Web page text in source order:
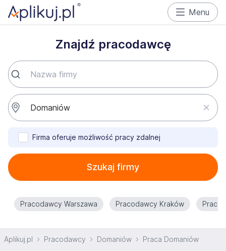
Menu
Znajdź pracodawcę
Firma oferuje możliwość pracy zdalnej
Szukaj firmy
Pracodawcy Warszawa Pracodawcy Kraków
Aplikuj.pl Pracodawcy Domaniów Praca Domaniów